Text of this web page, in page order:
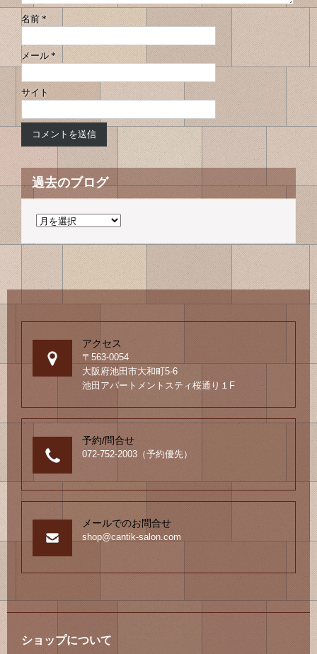
名前 *
メール *
サイト
過去のブログ
過
の
グ
アクセス
〒563-0054
大阪府池田市大和町5-6
池田アパートメントスティ桜通り１F
予約/問合せ
072-752-2003（予約優先）
メールでのお問合せ
shop@cantik-salon.com
ショップについて